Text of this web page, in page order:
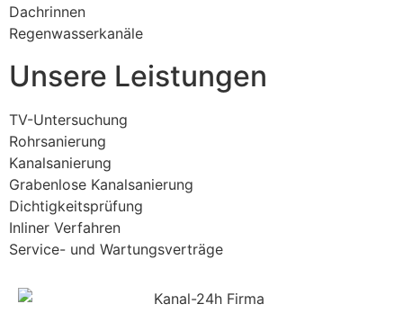
Dachrinnen
Regenwasserkanäle
Unsere Leistungen
TV-Untersuchung
Rohrsanierung
Kanalsanierung
Grabenlose Kanalsanierung
Dichtigkeitsprüfung
Inliner Verfahren
Service- und Wartungsverträge